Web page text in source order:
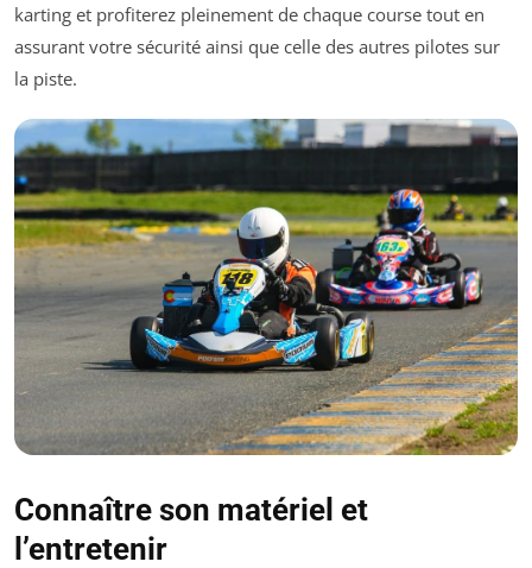
karting et profiterez pleinement de chaque course tout en
assurant votre sécurité ainsi que celle des autres pilotes sur
la piste.
Connaître son matériel et
l’entretenir